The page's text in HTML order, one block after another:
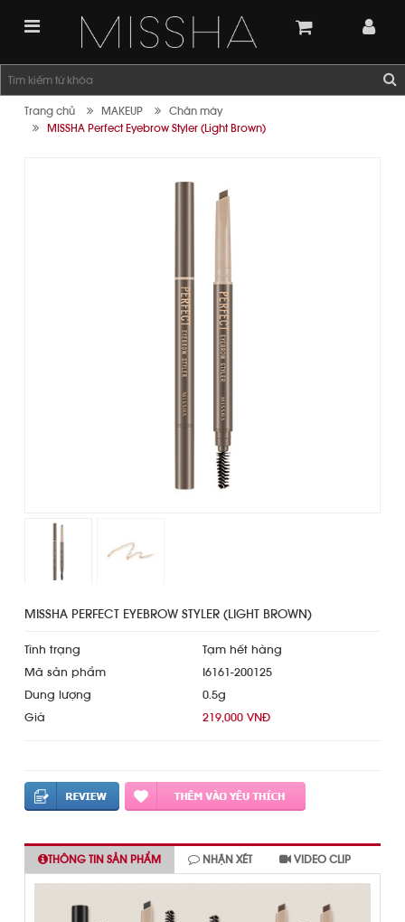
Trang chủ MAKEUP
Chân mày
MISSHA Perfect Eyebrow Styler (Light Brown)
MISSHA PERFECT EYEBROW STYLER (LIGHT BROWN)
Tình trạng
Tạm hết hàng
Mã sản phẩm
I6161-200125
Dung lượng
0.5g
Giá
219,000 VNĐ
THÔNG TIN SẢN PHẨM NHẬN XÉT VIDEO CLIP